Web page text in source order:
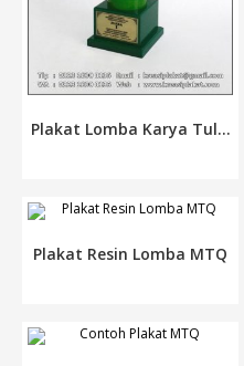
Plakat Lomba Karya Tul...
Plakat Resin Lomba MTQ